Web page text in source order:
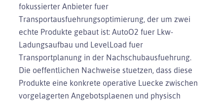
fokussierter Anbieter fuer
Transportausfuehrungsoptimierung, der um zwei
echte Produkte gebaut ist: AutoO2 fuer Lkw-
Ladungsaufbau und LevelLoad fuer
Transportplanung in der Nachschubausfuehrung.
Die oeffentlichen Nachweise stuetzen, dass diese
Produkte eine konkrete operative Luecke zwischen
vorgelagerten Angebotsplaenen und physisch